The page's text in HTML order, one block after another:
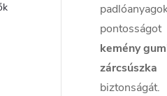
kemény
zárcsúszka